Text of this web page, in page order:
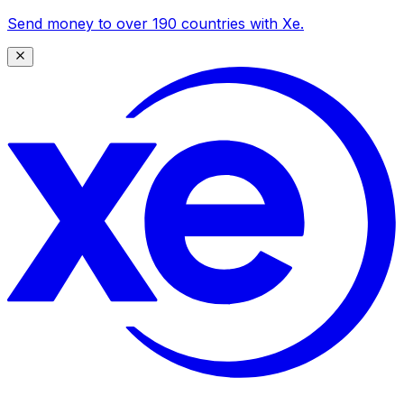
Send money to over 190 countries with Xe.